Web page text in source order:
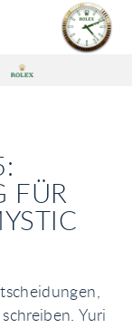
FÜR
Yuri